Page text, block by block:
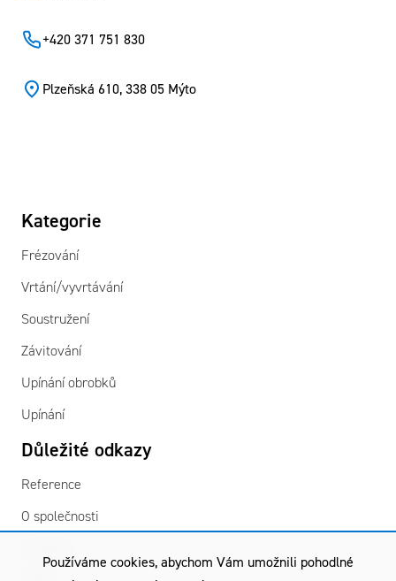
Používáme cookies, abychom Vám umožnili pohodlné
+420 371 751 830
Plzeňská 610, 338 05 Mýto
Kategorie
Frézování
Vrtání/vyvrtávání
Soustružení
Závitování
Upínání obrobků
Upínání
Důležité odkazy
Reference
O společnosti